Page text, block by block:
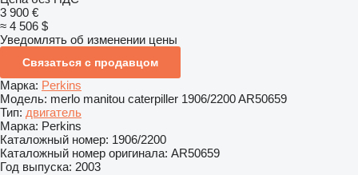
3 900 €
≈ 4 506 $
Уведомлять об изменении цены
Связаться с продавцом
Марка: Perkins
Модель: merlo manitou caterpiller 1906/2200 AR50659
Тип: двигатель
Марка: Perkins
Каталожный номер: 1906/2200
Каталожный номер оригинала: AR50659
Год выпуска: 2003